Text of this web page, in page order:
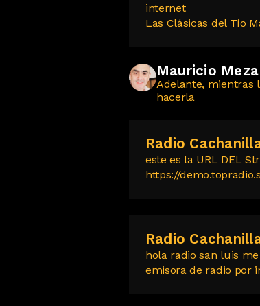
internet
Las Clásicas del Tío
Mauricio
Adelante, mientras
hacerla
Radio
este es la URL DEL
https://
Radio
hola radio san luis
emisora de radio por